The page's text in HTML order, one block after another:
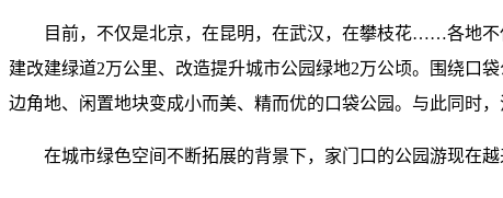
目前，不仅是北京，在昆明，在武汉，在攀枝花……各地
建改建绿道2万公里、改造提升城市公园绿地2万公顷。围绕口
边角地、闲置地块变成小而美、精而优的口袋公园。与此同时
在城市绿色空间不断拓展的背景下，家门口的公园游现在越